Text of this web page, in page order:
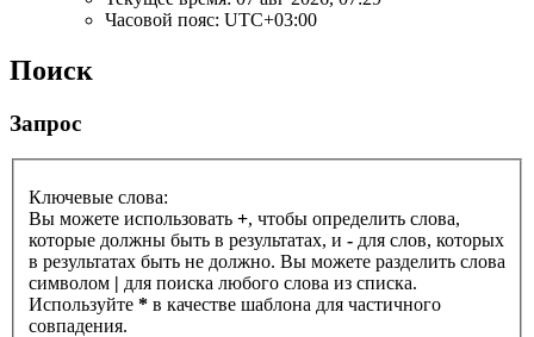
Часовой пояс: UTC+03:00
Поиск
Запрос
Ключевые слова:
Вы можете использовать +, чтобы определить слова,
которые должны быть в результатах, и - для слов, которых
в результатах быть не должно. Вы можете разделить слова
символом | для поиска любого слова из списка.
Используйте * в качестве шаблона для частичного
совпадения.